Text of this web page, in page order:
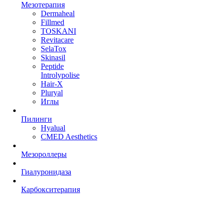
Мезотерапия
Dermaheal
Fillmed
TOSKANI
Revitacare
SelaTox
Skinasil
Peptide
Introlypolise
Hair-X
Pluryal
Иглы
Пилинги
Hyalual
CMED Aesthetics
Мезороллеры
Гиалуронидаза
Карбокситерапия